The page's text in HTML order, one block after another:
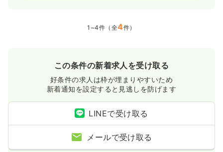
万円 /月
第二新卒可
月給21万円以上可
気になる 詳細を見る
1~4件（全4件）
この条件の新着求人を受け取る
好条件の求人は枠が埋まりやすいため
新着通知を設定すると見逃しを防げます
LINEで受け取る
メールで受け取る